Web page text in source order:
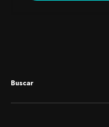
Buscar